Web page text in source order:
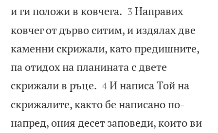
и ги положи в ковчега. 

3 Направих
ковчег от дърво ситим, и издялах две
каменни скрижали, като предишните,
па отидох на планината с двете
скрижали в ръце. 

4 И написа Той на
скрижалите, както бе написано по-
напред, ония десет заповеди, които ви